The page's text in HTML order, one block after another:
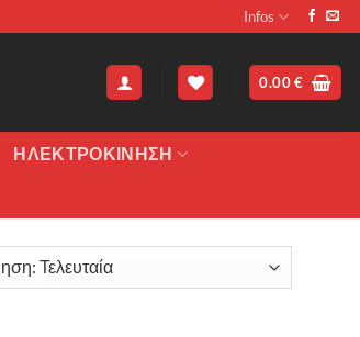
Infos
0.00€
ΗΛΕΚΤΡΟΚΙΝΗΣΗ